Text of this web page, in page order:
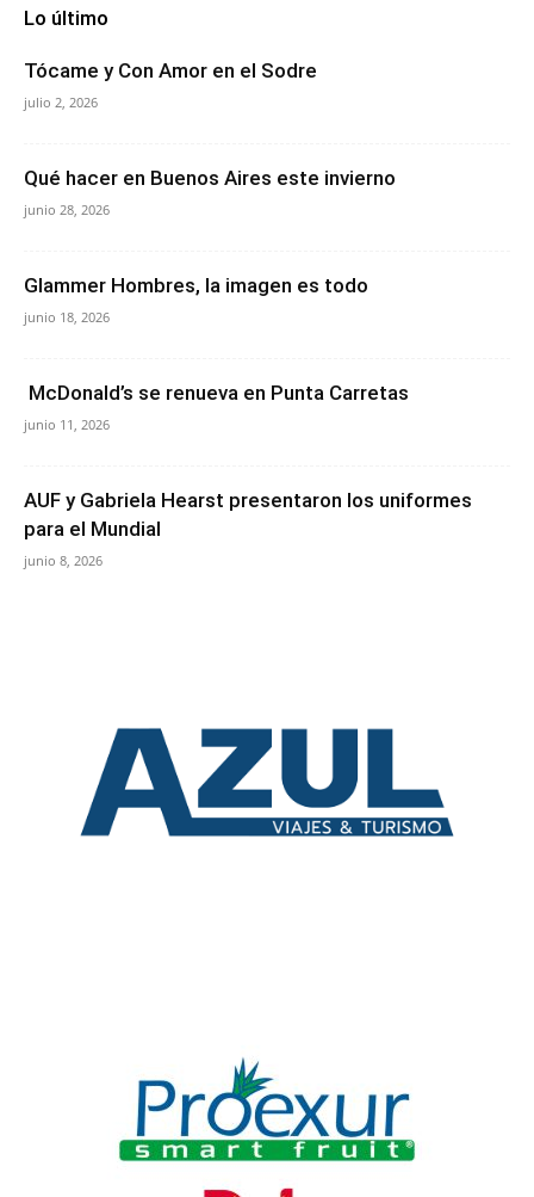
Lo último
Tócame y Con Amor en el Sodre
julio 2, 2026
Qué hacer en Buenos Aires este invierno
junio 28, 2026
Glammer Hombres, la imagen es todo
junio 18, 2026
McDonald’s se renueva en Punta Carretas
junio 11, 2026
AUF y Gabriela Hearst presentaron los uniformes
para el Mundial
junio 8, 2026